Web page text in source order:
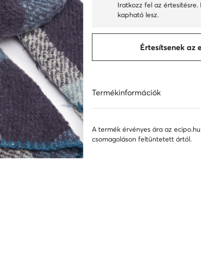
Iratkozz fel az értesítésre.
kapható lesz.
Értesítsenek az
Termékinformációk
A termék érvényes ára az
csomagoláson feltüntetett ártól.